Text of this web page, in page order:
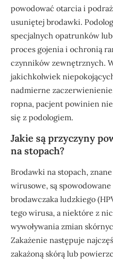
powodować otarcia i
usuniętej brodawki.
specjalnych opatrunków
proces gojenia i ochronią
czynników zewnętrznych.
jakichkolwiek
nadmierne
ropna, pacjent powinien
się z podologiem.
Jakie są przyczyny
na stopach?
Brodawki na stopach,
wirusowe, są
brodawczaka ludzkiego
tego wirusa, a niektóre z
wywoływania zmian
Zakażenie następuje
zakażoną skórą lub